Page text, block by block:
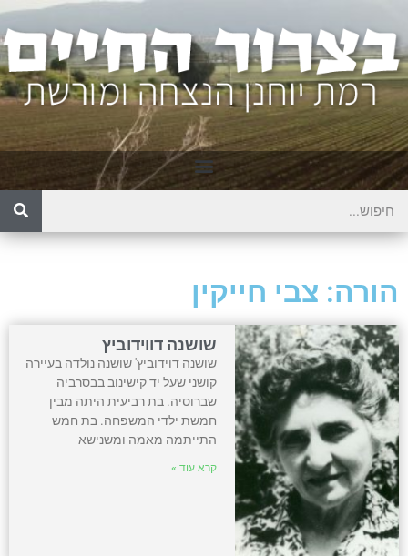
הורה: צבי חייקין
שושנה דווידוביץ
שושנה דוידוביץ' שושנה נולדה בעיירה
קושני שעל יד קישינוב בבסרביה
שברוסיה. בת רביעית היתה מבין
חמשת ילדי המשפחה. בת חמש
התייתמה מאמה ומשנישא
קרא עוד »